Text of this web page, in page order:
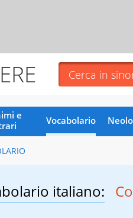
e
Vocabolario
italiano: